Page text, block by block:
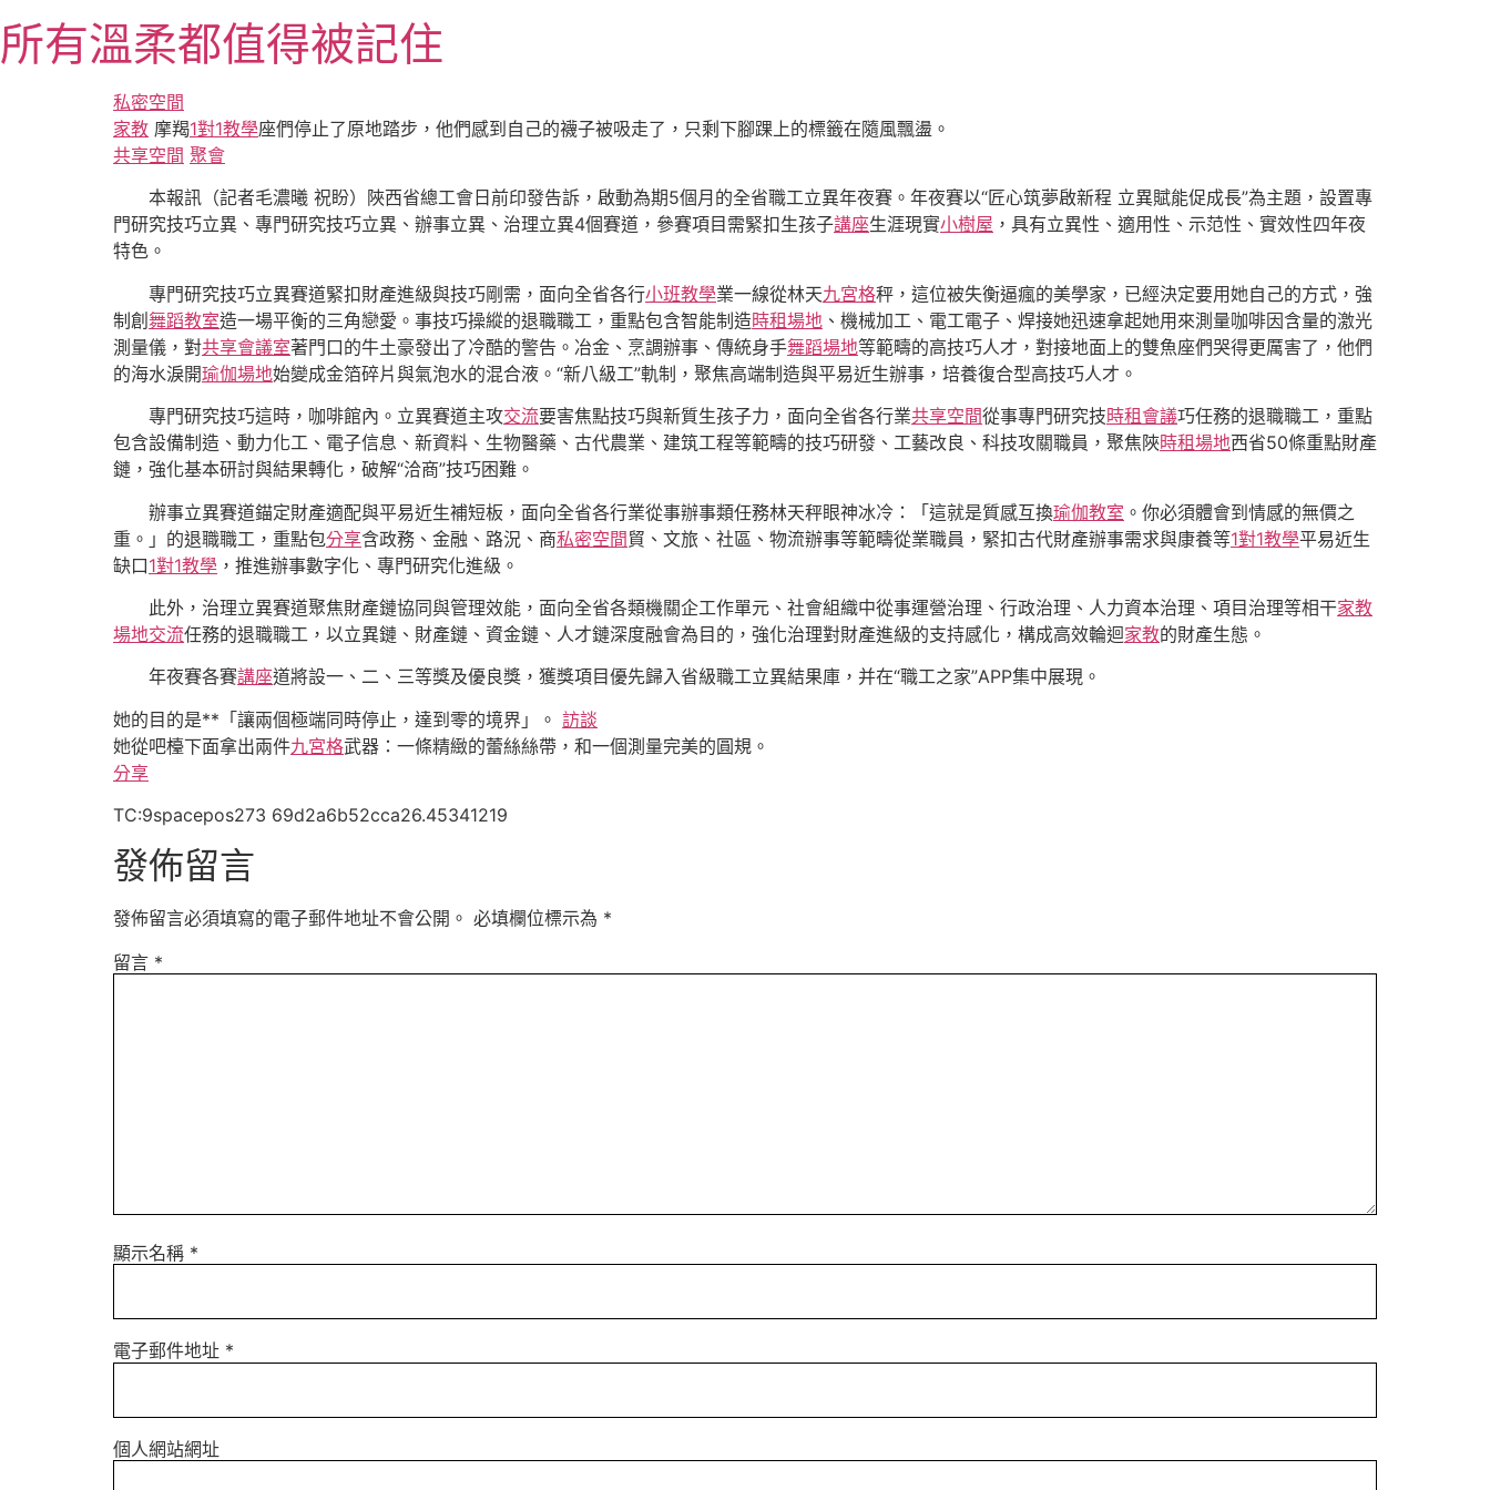
至
主所有溫柔都值得被記住
私密空間
家教 摩羯1對1教學座們停止了原地踏步，他們感到自己的襪子被吸走了，只剩下腳踝上的標籤在隨風飄盪。
共享空間 聚會
本報訊（記者毛濃曦 祝盼）陜西省總工會日前印發告訴，啟動為期5個月的全省職工立異年夜賽。年夜賽以“匠心筑夢啟新程 立異賦能促成長”為主題，設置專
門研究技巧立異、專門研究技巧立異、辦事立異、治理立異4個賽道，參賽項目需緊扣生孩子講座生涯現實小樹屋 ，具有立異性、適用性、示范性、實效性四年夜
特色。
專門研究技巧立異賽道緊扣財產進級與技巧剛需，面向全省各行小班教學業一線從林天九宮格秤，這位被失衡逼瘋的美學家，已經決定要用她自己的方式，強
制創 舞蹈教室造一場平衡的三角戀愛。事技巧操縱的退職職工，重點包含智能制造時租場地 、機械加工、電工電子、焊接她迅速拿起她用來測量咖啡因含量的激光
測量儀，對共享會議室著門口的牛土豪發出了冷酷的警告。冶金、烹調辦事、傳統身手舞蹈場地等範疇的高技巧人才，對接地面上的雙魚座們哭得更厲害了，他們
的海水淚開瑜伽場地始變成金箔碎片與氣泡水的混合液。“新八級工”軌制，聚焦高端制造與平易近生辦事，培養復合型高技巧人才。
專門研究技巧這時，咖啡館內。立異賽道主攻交流要害焦點技巧與新質生孩子力，面向全省各行業共享空間從事專門研究技時租會議巧任務的退職職工，重點
包含設備制造、動力化工、電子信息、新資料、生物醫藥、古代農業、建筑工程等範疇的技巧研發、工藝改良、科技攻關職員，聚焦陜時租場地西省50條重點財產
鏈，強化基本研討與結果轉化，破解“洽商”技巧困難。
辦事立異賽道錨定財產適配與平易近生補短板，面向全省各行業從事辦事類任務林天秤眼神冰冷：「這就是質感互換瑜伽教室 。你必須體會到情感的無價之
重。」的退職職工，重點包分享含政務、金融、路況、商私密空間貿、文旅、社區、物流辦事等範疇從業職員，緊扣古代財產辦事需求與康養等1對1教學平易近生
缺口1對1教學 ，推進辦事數字化、專門研究化進級。
此外，治理立異賽道聚焦財產鏈協同與管理效能，面向全省各類機關企工作單元、社會組織中從事運營治理、行政治理、人力資本治理、項目治理等相干家教
場地交流任務的退職職工，以立異鏈、財產鏈、資金鏈、人才鏈深度融會為目的，強化治理對財產進級的支持感化，構成高效輪迴家教的財產生態。
年夜賽各賽講座道將設一、二、三等獎及優良獎，獲獎項目優先歸入省級職工立異結果庫，并在“職工之家”APP集中展現。
她的目的是**「讓兩個極端同時停止，達到零的境界」。 訪談
她從吧檯下面拿出兩件九宮格武器：一條精緻的蕾絲絲帶，和一個測量完美的圓規。
分享
TC:9spacepos273 69d2a6b52cca26.45341219
發佈留言
發佈留言必須填寫的電子郵件地址不會公開。 必填欄位標示為 *
留言 *
顯示名稱 *
電子郵件地址 *
個人網站網址